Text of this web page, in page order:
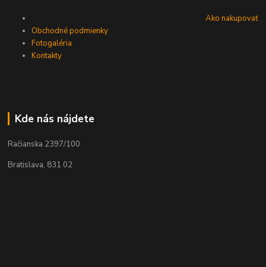
Ako nakupovať
Obchodné podmienky
Fotogaléria
Kontakty
Kde nás nájdete
Račianska 2397/100
Bratislava, 831 02